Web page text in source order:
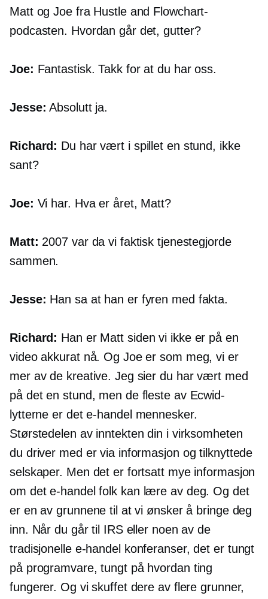
Matt og Joe fra Hustle and Flowchart-
podcasten. Hvordan går det, gutter?
Joe: Fantastisk. Takk for at du har oss.
Jesse: Absolutt ja.
Richard: Du har vært i spillet en stund, ikke
sant?
Joe: Vi har. Hva er året, Matt?
Matt: 2007 var da vi faktisk tjenestegjorde
sammen.
Jesse: Han sa at han er fyren med fakta.
Richard: Han er Matt siden vi ikke er på en
video akkurat nå. Og Joe er som meg, vi er
mer av de kreative. Jeg sier du har vært med
på det en stund, men de fleste av Ecwid-
lytterne er dete-handel mennesker.
Størstedelen av inntekten din i virksomheten
du driver med er via informasjon og tilknyttede
selskaper. Men det er fortsatt mye informasjon
om dete-handel folk kan lære av deg. Og det
er en av grunnene til at vi ønsker å bringe deg
inn. Når du går til IRS eller noen av de
tradisjonelle e-handel konferanser, det er tungt
på programvare, tungt på hvordan ting
fungerer. Og vi skuffet dere av flere grunner,